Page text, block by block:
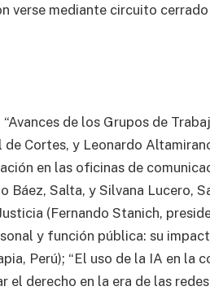
verse mediante circuito
de los Grupos de
de Cortes, y Leonardo
en las oficinas de
Salta, y Silvana Lucero,
(Fernando Stanich,
y función pública: su
Perú); “El uso de la IA en la
el derecho en la era de las